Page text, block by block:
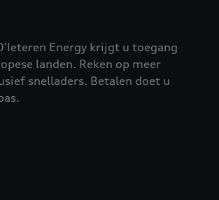
Energy krijgt u toegang
landen. Reken op meer
snelladers. Betalen doet u